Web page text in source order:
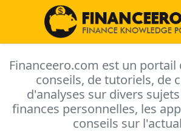
Financeero.com est un portail
conseils, de tutoriels, de
d'analyses sur divers
finances personnelles, les
conseils sur